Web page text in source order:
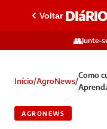
Voltar
👥Junte-
Início/AgroNews/
Como
AGRONEWS